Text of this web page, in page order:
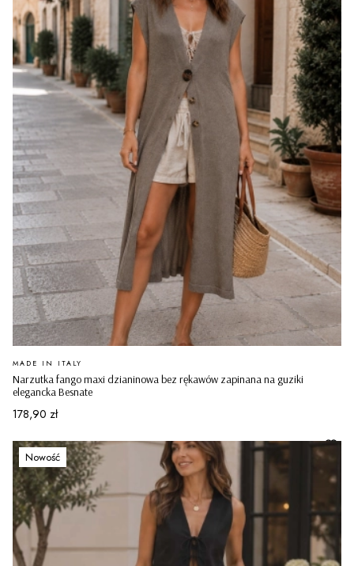
Narzutka fango maxi dzianinowa bez rękawów zapinana na guziki
elegancka Besnate
PRODUCENT
MADE IN ITALY
Cena
178,90 zł
Nowość